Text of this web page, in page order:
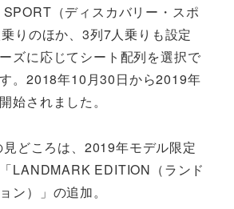
SPORT（ディスカバリー・スポ
りのほか、3列7人乗りも設定
ズに応じてシート配列を選択で
。2018年10月30日から2019年
始されました。
どころは、2019年モデル限定
LANDMARK EDITION（ランド
ン）」の追加。